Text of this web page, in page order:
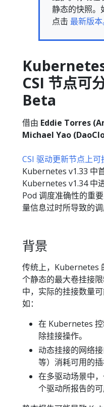
静态的快照。
点击 最新版本
CSI 节点可
Beta
借由 Eddie Torres
Michael Yao
CSI 驱动更新节点上
Kubernetes v1.33 中
Kubernetes v1.34 中
Pod 调度准确性的重
量信息过时所导致的调
背景
传统上，Kubernetes
个静态的最大卷挂接
中，实际的挂接数量
如：
在 Kubernetes
除挂接操作。
动态挂接的网络
等）消耗可用的插
在多驱动场景中
个驱动所报告的可